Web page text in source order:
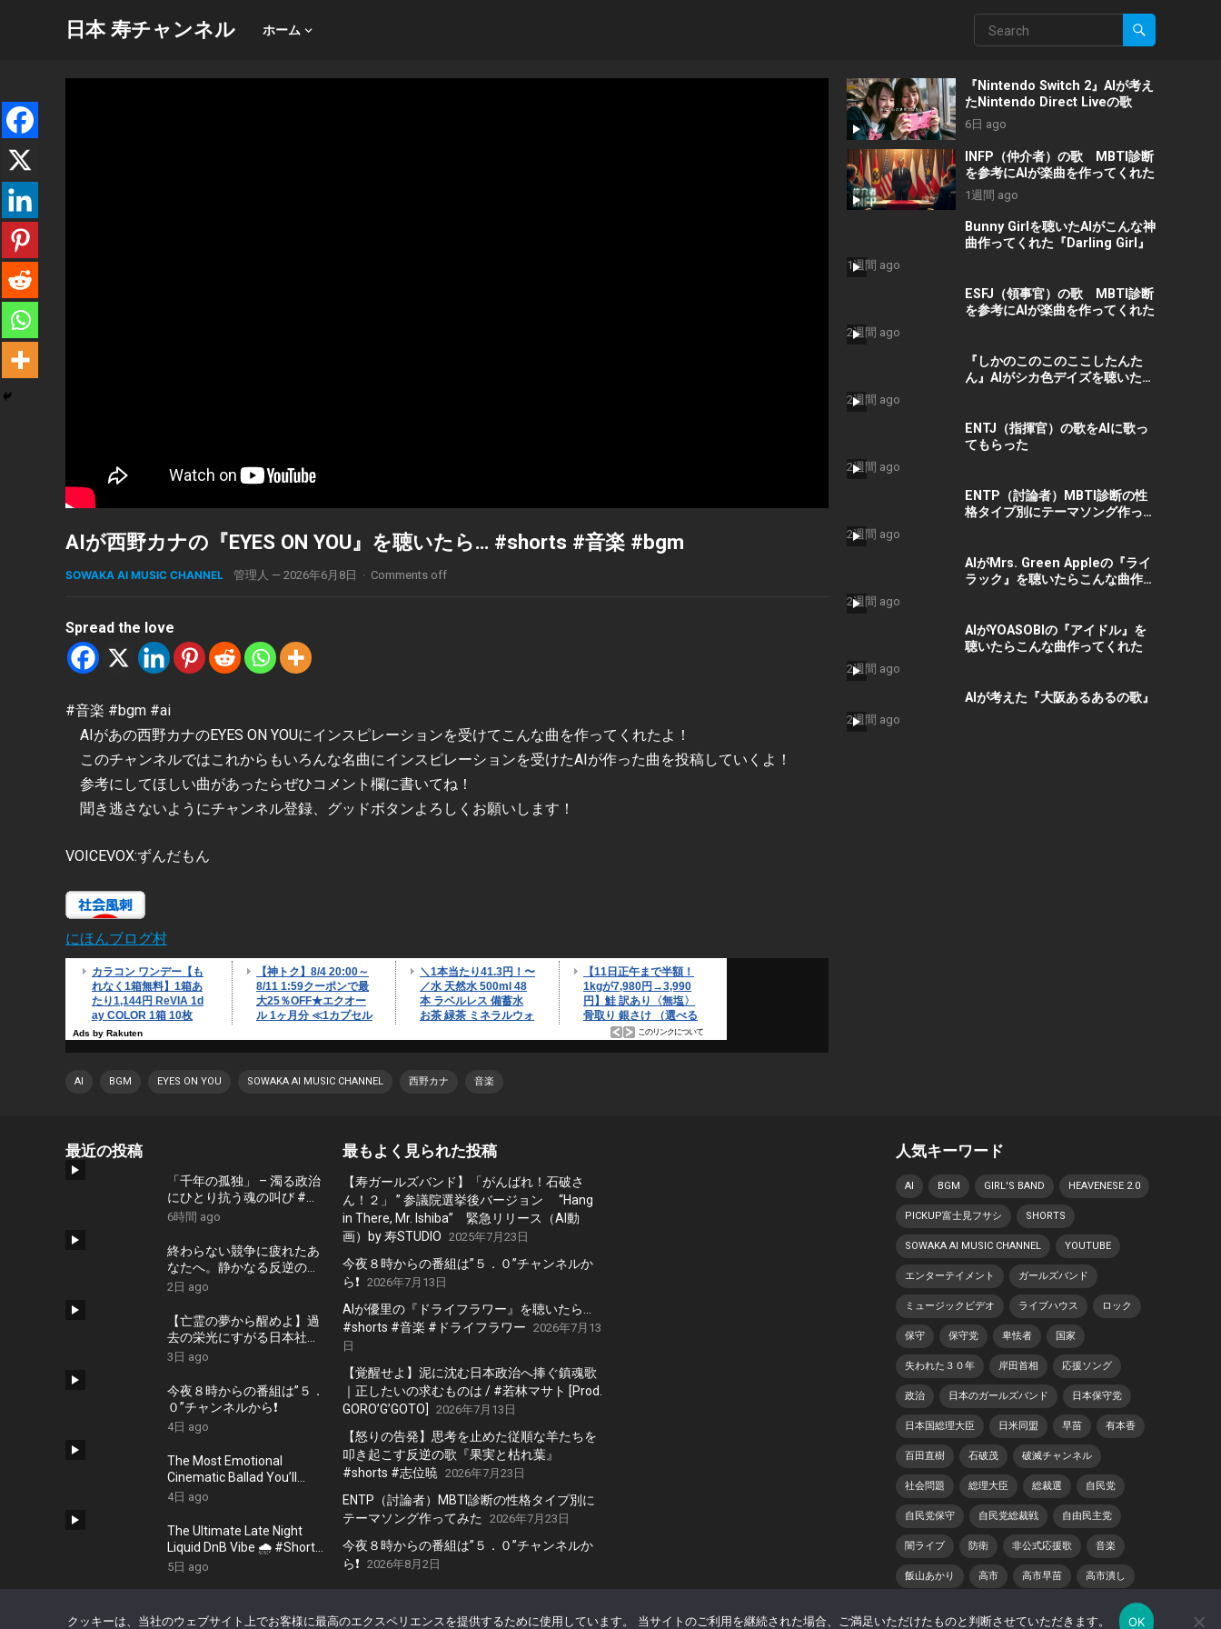
日本 寿チャンネル ホーム
AIが西野カナの『EYES ON YOU』を聴いたら… #shorts #音楽 #bgm
SOWAKA AI MUSIC CHANNEL 管理人 — 2026年6月8日 · Comments off
Spread the love
#音楽 #bgm #ai
AIがあの西野カナのEYES ON YOUにインスピレーションを受けてこんな曲を作ってくれたよ！
このチャンネルではこれからもいろんな名曲にインスピレーションを受けたAIが作った曲を投稿していくよ！
参考にしてほしい曲があったらぜひコメント欄に書いてね！
聞き逃さないようにチャンネル登録、グッドボタンよろしくお願いします！
VOICEVOX:ずんだもん
にほんブログ村
AI BGM EYES ON YOU SOWAKA AI MUSIC CHANNEL 西野カナ 音楽
『Nintendo Switch 2』AIが考え
たNintendo Direct Liveの歌
6日 ago
INFP（仲介者）の歌 MBTI診断
を参考にAIが楽曲を作ってくれた
1週間 ago
Bunny Girlを聴いたAIがこんな神
曲作ってくれた『Darling Girl』
1週間 ago
ESFJ（領事官）の歌 MBTI診断
を参考にAIが楽曲を作ってくれた
2週間 ago
『しかのこのこのここしたんた
ん』AIがシカ色デイズを聴いたら
2週間 ago
ENTJ（指揮官）の歌をAIに歌っ
てもらった
2週間 ago
ENTP（討論者）MBTI診断の性
格タイプ別にテーマソング作って
2週間 ago
AIがMrs. Green Appleの『ライ
ラック』を聴いたらこんな曲作っ
2週間 ago
AIがYOASOBIの『アイドル』を
聴いたらこんな曲作ってくれた
2週間 ago
AIが考えた『大阪あるあるの歌』
2週間 ago
最近の投稿
「千年の孤独」 – 濁る政治
にひとり抗う魂の叫び #藤
原幾世史 #shorts #社会問
6時間 ago
終わらない競争に疲れたあ
なたへ。静かなる反逆の歌
『かわいた世界』/ #近本真
2日 ago
【亡霊の夢から醒めよ】過
去の栄光にすがる日本社会
への痛烈な一撃『遠い蜃気
3日 ago
今夜８時からの番組は”５．
０”チャンネルから❗️
4日 ago
The Most Emotional
Cinematic Ballad You’ll
Hear Today #Shorts
#EmotionalVibes #Piano
4日 ago
The Ultimate Late Night
Liquid DnB Vibe 🌧️ #Shorts
#LiquidDnB #Cyberpunk
5日 ago
最もよく見られた投稿
【寿ガールズバンド】「がんばれ！石破さ
ん！２」 ” 参議院選挙後バージョン “Hang
in There, Mr. Ishiba” 緊急リリース（AI動
画）by 寿STUDIO 2025年7月23日
今夜８時からの番組は”５．０”チャンネルか
ら❗️ 2026年7月13日
AIが優里の『ドライフラワー』を聴いたら…
#shorts #音楽 #ドライフラワー 2026年7月13
日
【覚醒せよ】泥に沈む日本政治へ捧ぐ鎮魂歌
｜正したいの求むものは / #若林マサト [Prod.
GORO’G’GOTO]
2026年7月13日
【怒りの告発】思考を止めた従順な羊たちを
叩き起こす反逆の歌『果実と枯れ葉』
#shorts #志位暁 2026年7月23日
ENTP（討論者）MBTI診断の性格タイプ別に
テーマソング作ってみた
2026年7月23日
今夜８時からの番組は”５．０”チャンネルか
ら❗️ 2026年8月2日
人気キーワード
AI BGM GIRL'S BAND HEAVENESE 2.0
PICKUP富士見フサシ SHORTS
SOWAKA AI MUSIC CHANNEL YOUTUBE
エンターテイメント ガールズバンド
ミュージックビデオ ライブハウス ロック
保守 保守党 卑怯者 国家
失われた３０年 岸田首相 応援ソング
政治 日本のガールズバンド 日本保守党
日本国総理大臣 日米同盟 早苗 有本香
百田直樹 石破茂 破滅チャンネル
社会問題 総理大臣 総裁選 自民党
自民党保守 自民党総裁戦 自由民主党
闇ライブ 防衛 非公式応援歌 音楽
飯山あかり 高市 高市早苗 高市潰し
クッキーは、当社のウェブサイト上でお客様に最高のエクスペリエンスを提供するために使用しています。 当サイトのご利用を継続された場合、ご満足いただけたものと判断させていただきます。 OK